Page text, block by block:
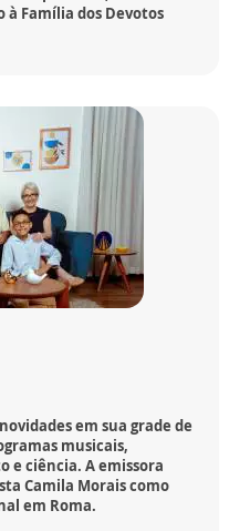
à Família dos Devotos
em sua grade de
musicais,
ciência. A emissora
Camila Morais como
em Roma.